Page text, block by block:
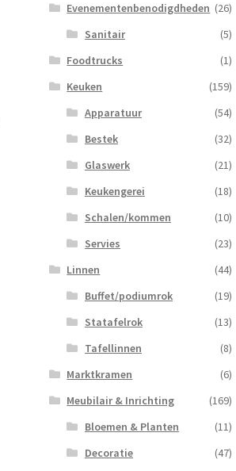
Evenementenbenodigdheden (26)
Sanitair
(5)
Foodtrucks
(1)
Keuken
(159)
Apparatuur
(54)
Bestek
(32)
Glaswerk
(21)
Keukengerei
(18)
Schalen/kommen
(10)
Servies
(23)
Linnen
(44)
Buffet/podiumrok
(19)
Statafelrok
(13)
Tafellinnen
(8)
Marktkramen
(6)
Meubilair & Inrichting
(169)
Bloemen & Planten
(11)
Decoratie
(47)